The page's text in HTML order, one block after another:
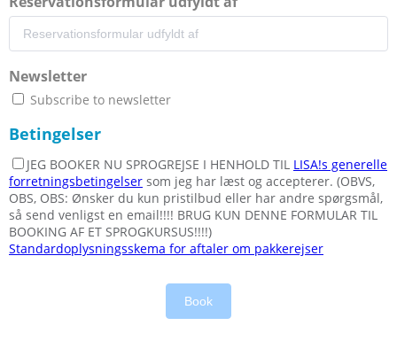
Newsletter
Subscribe to newsletter
Betingelser
JEG BOOKER NU SPROGREJSE I HENHOLD TIL LISA!s generelle
forretningsbetingelser som jeg har læst og accepterer. (OBVS,
OBS, OBS: Ønsker du kun pristilbud eller har andre spørgsmål,
så send venligst en email!!!! BRUG KUN DENNE FORMULAR TIL
BOOKING AF ET SPROGKURSUS!!!!)
Standardoplysningsskema for aftaler om pakkerejser
Book